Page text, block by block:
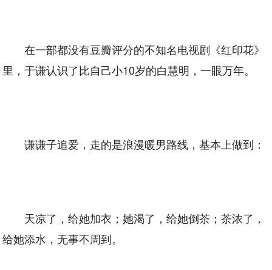
在一部都没有豆瓣评分的不知名电视剧《红印花》
里，于谦认识了比自己小10岁的白慧明，一眼万年。
谦谦子追爱，走的是浪漫暖男路线，基本上做到：
天凉了，给她加衣；她渴了，给她倒茶；茶浓了，
给她添水，无事不周到。